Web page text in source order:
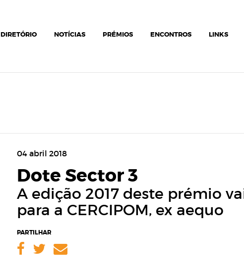
DIRETÓRIO NOTÍCIAS PRÉMIOS ENCONTROS LINKS
04 abril 2018
Dote Sector 3
A edição 2017 deste prémio
para a CERCIPOM, ex aequo
PARTILHAR
Facebook
Twitter
Email